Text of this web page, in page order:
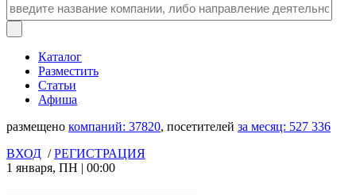
Каталог
Разместить
Статьи
Афиша
размещено компаний: 37820, посетителей за месяц: 527 336
ВХОД /РЕГИСТРАЦИЯ
1 января, ПН | 00:00